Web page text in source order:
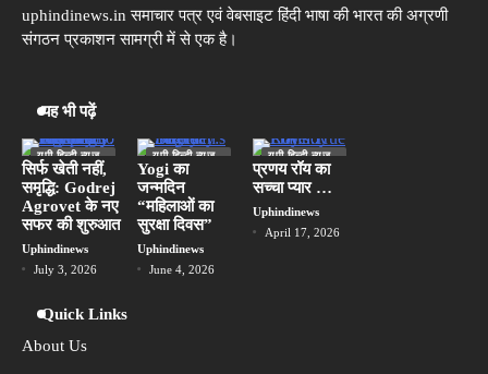
uphindinews.in समाचार पत्र एवं वेबसाइट हिंदी भाषा की भारत की अग्रणी
संगठन प्रकाशन सामग्री में से एक है।
यह भी पढ़ें
यूपी हिन्दी न्यूज
स्पेशल
सिर्फ खेती नहीं,
समृद्धि: Godrej
Agrovet के नए
सफर की शुरुआत
Uphindinews
July 3, 2026
यूपी हिन्दी न्यूज
स्पेशल
लखनऊ
Yogi का
जन्मदिन
“महिलाओं का
सुरक्षा दिवस”
Uphindinews
June 4, 2026
यूपी हिन्दी न्यूज
स्पेशल
प्रणय रॉय का
सच्चा प्यार …
Uphindinews
April 17, 2026
Quick Links
About Us